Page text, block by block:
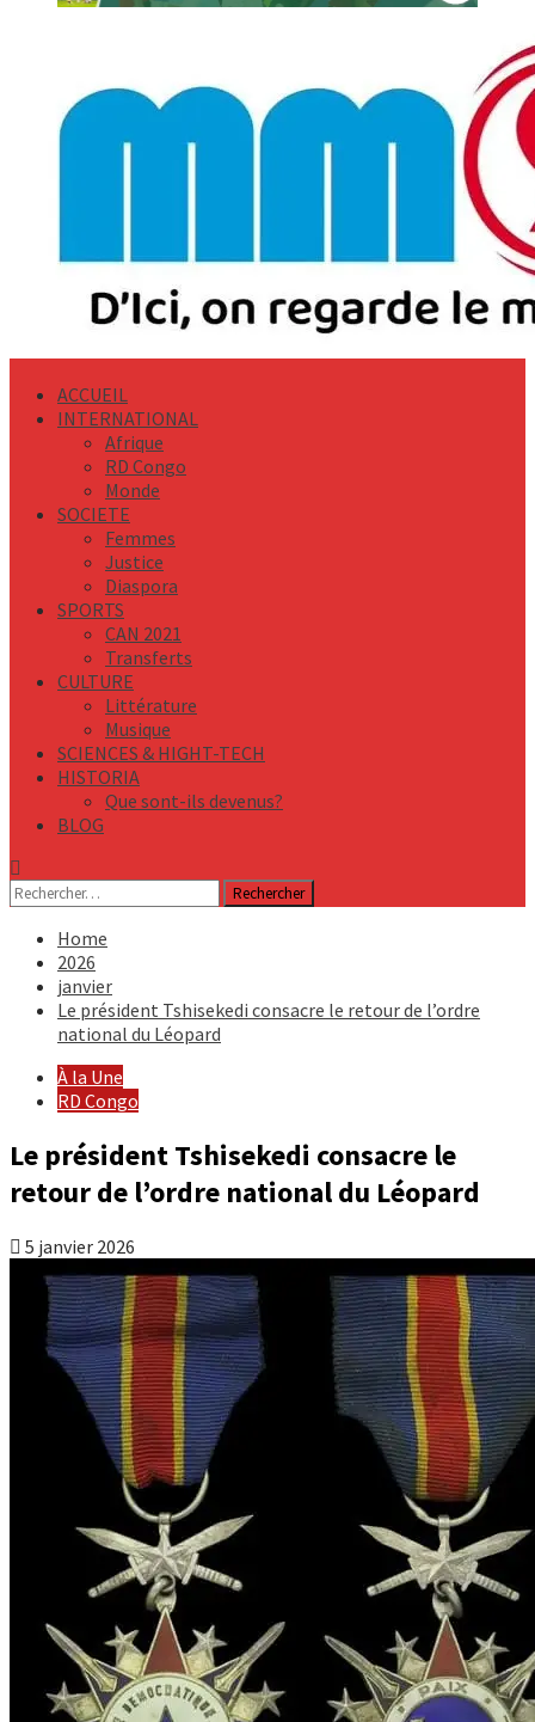
ACCUEIL
INTERNATIONAL
Afrique
RD Congo
Monde
SOCIETE
Femmes
Justice
Diaspora
SPORTS
CAN 2021
Transferts
CULTURE
Littérature
Musique
SCIENCES & HIGHT-TECH
HISTORIA
Que sont-ils devenus?
BLOG
Rechercher :
Home
2026
janvier
Le président Tshisekedi consacre le retour de l’ordre
national du Léopard
À la Une
RD Congo
Le président Tshisekedi consacre le
retour de l’ordre national du Léopard
5 janvier 2026